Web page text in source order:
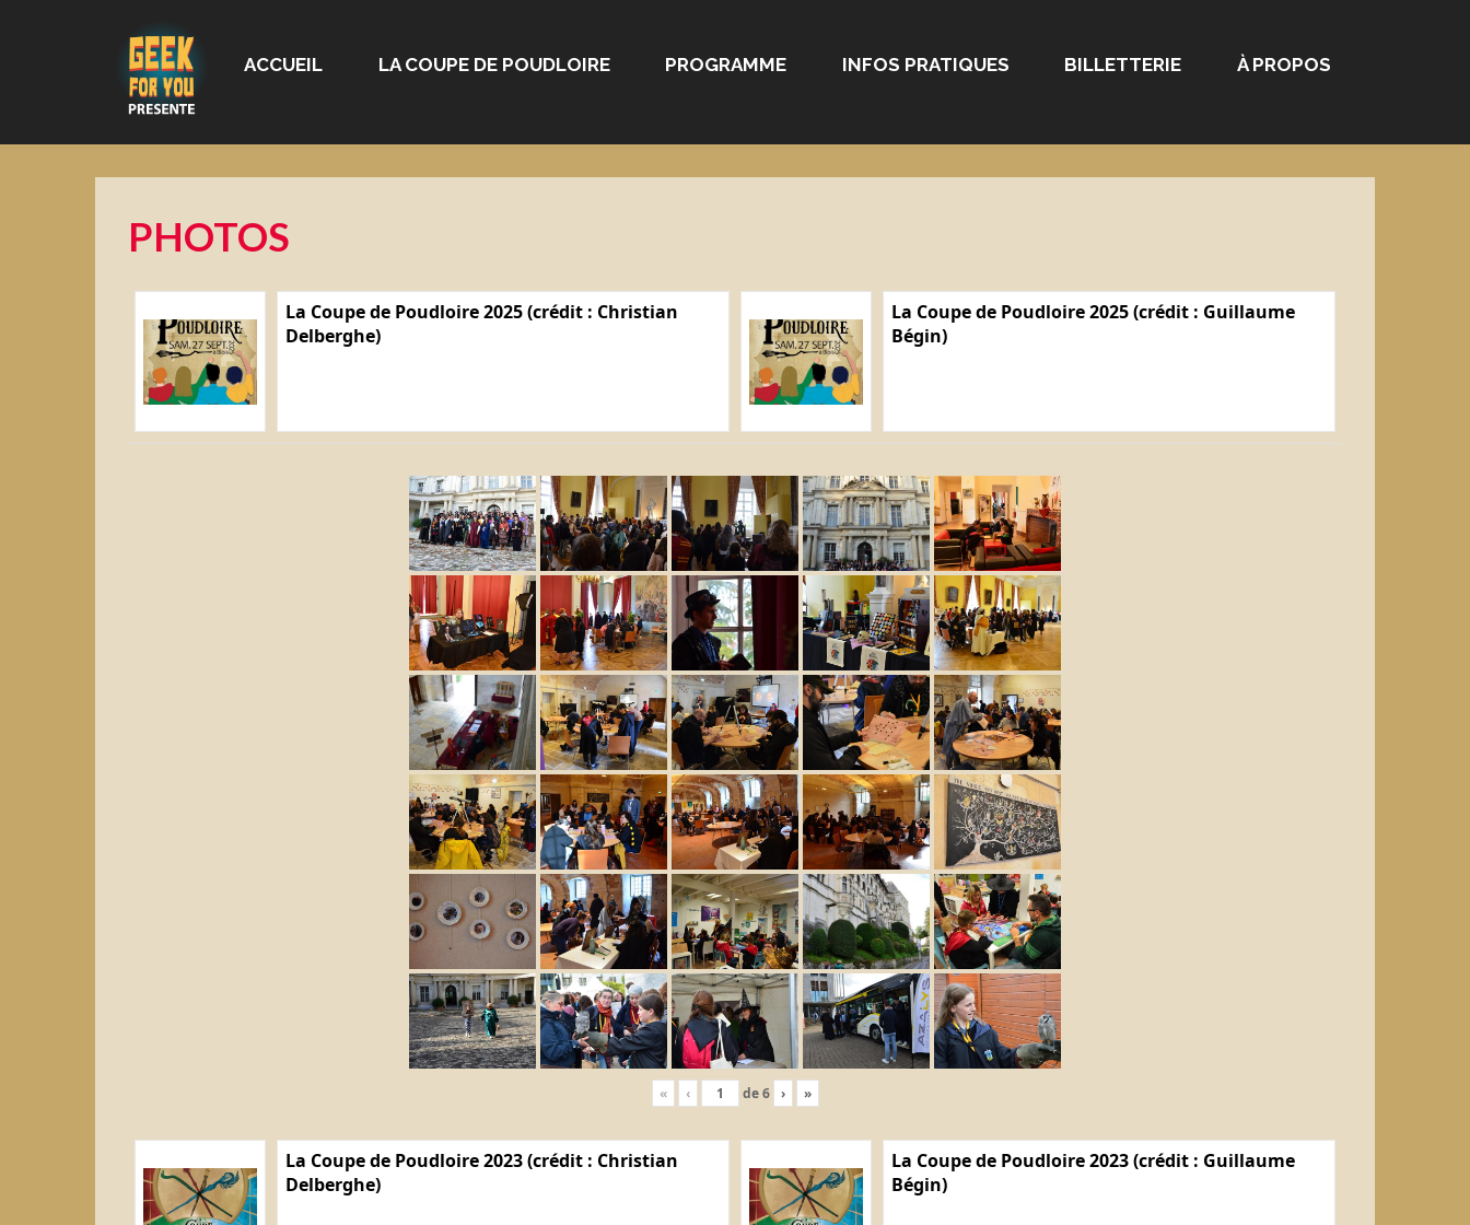
ACCUEIL LA COUPE DE POUDLOIRE PROGRAMME INFOS PRATIQUES BILLETTERIE À PROPOS
PHOTOS
La Coupe de Poudloire 2025 (crédit : Christian
Delberghe)
La Coupe de Poudloire 2025 (crédit : Guillaume
Bégin)
« ‹ de6 › »
La Coupe de Poudloire 2023 (crédit : Christian
Delberghe)
La Coupe de Poudloire 2023 (crédit : Guillaume
Bégin)